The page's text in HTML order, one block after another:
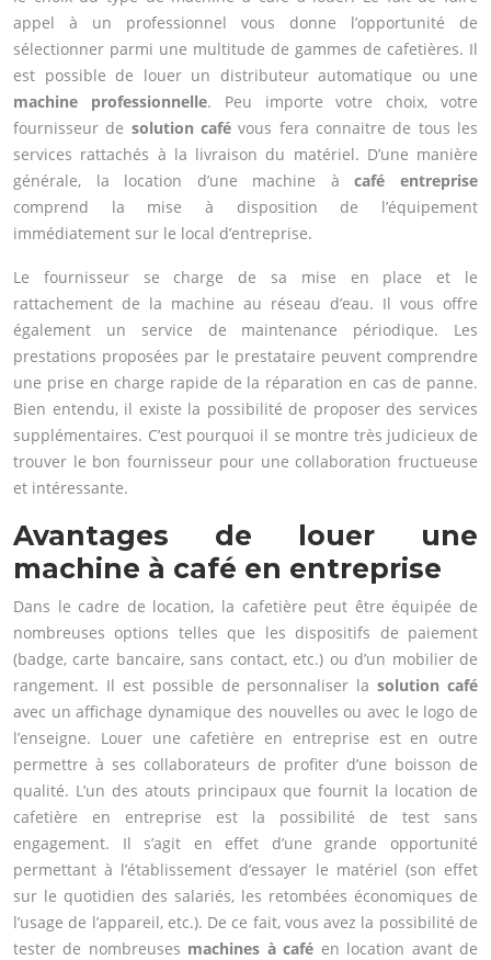
appel à un professionnel vous donne l’opportunité de
sélectionner parmi une multitude de gammes de cafetières. Il
est possible de louer un distributeur automatique ou une
machine
professionnelle. Peu importe votre choix, votre
fournisseur de solution café vous fera connaitre de tous les
services rattachés à la livraison du matériel. D’une manière
générale, la location d’une machine àcafé entreprise
comprend la mise à disposition de l’équipement
immédiatement sur le local d’entreprise.
Le fournisseur se charge de sa mise en place et le
rattachement de la machine au réseau d’eau. Il vous offre
également un service de maintenance périodique. Les
prestations proposées par le prestataire peuvent comprendre
une prise en charge rapide de la réparation en cas de panne.
Bien entendu, il existe la possibilité de proposer des services
supplémentaires. C’est pourquoi il se montre très judicieux de
trouver le bon fournisseur pour une collaboration fructueuse
et intéressante.
Avantages de louer une
machine à café en entreprise
Dans le cadre de location, la cafetière peut être équipée de
nombreuses options telles que les dispositifs de paiement
(badge, carte bancaire, sans contact, etc.) ou d’un mobilier de
rangement. Il est possible de personnaliser lasolution café
avec un affichage dynamique des nouvelles ou avec le logo de
l’enseigne. Louer une cafetière en entreprise est en outre
permettre à ses collaborateurs de profiter d’une boisson de
qualité. L’un des atouts principaux que fournit la location de
cafetière en entreprise est la possibilité de test sans
engagement. Il s’agit en effet d’une grande opportunité
permettant à l’établissement d’essayer le matériel (son effet
sur le quotidien des salariés, les retombées économiques de
l’usage de l’appareil, etc.). De ce fait, vous avez la possibilité de
tester de nombreuses machines à café en location avant de